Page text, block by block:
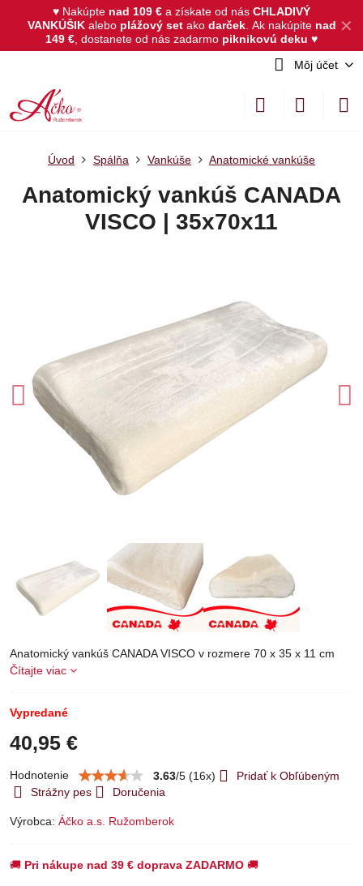
✕
♥ Nakúpte nad 109 € a získate od nás CHLADIVÝ
VANKÚŠIKalebo plážový set akodarček. Ak nakúpite nad
149 € , dostanete od nás zadarmo piknikovú deku ♥
Môj účet
Úvod Spálňa Vankúše Anatomické vankúše
Anatomický vankúš CANADA
VISCO | 35x70x11
Anatomický vankúš CANADA VISCO v rozmere 70 x 35 x 11 cm
Čítajte viac
Vypredané
40,95 €
Hodnotenie 3.63/5 (16x)
Pridať k Obľúbeným
Strážny pes
Doručenia
Výrobca: Áčko a.s. Ružomberok
🚚 Pri nákupe nad 39 € doprava ZADARMO 🚚